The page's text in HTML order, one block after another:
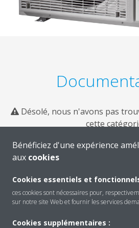
Désolé, nous n'avons pas
cette
Bénéficiez d'une expérience
aux cookies
Cookies essentiels et
ces cookies sont nécessaires pour,
sur notre site Web et fournir les services
Cookies supplémentaires :